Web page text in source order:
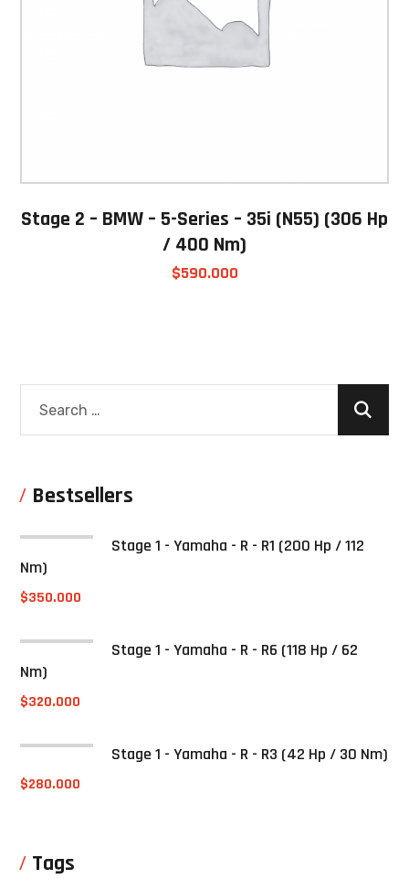
Stage 2 – BMW – 5-Series – 35i (N55) (306 Hp
/ 400 Nm)
$590.000
Bestsellers
Stage 1 - Yamaha - R - R1 (200 Hp / 112
Nm)
$350.000
Stage 1 - Yamaha - R - R6 (118 Hp / 62
Nm)
$320.000
Stage 1 - Yamaha - R - R3 (42 Hp / 30 Nm)
$280.000
Tags